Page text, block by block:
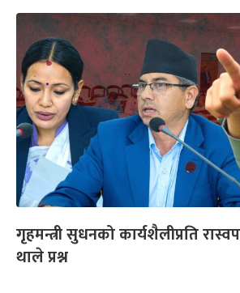
गृहमन्त्री सुधनको कार्यशैलीप्रति
थाले प्रश्न